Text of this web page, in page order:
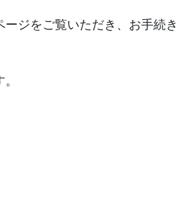
ジをご覧いただき、お手続き